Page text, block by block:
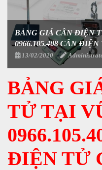
BẢNG GIÁ CÂN ĐIỆN
0966.105.408 CÂN
13/02/2020
BẢNG
TỬ TẠI
ĐIỆN TỬ